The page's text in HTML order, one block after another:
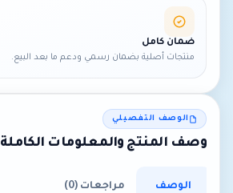
ضمان كامل
منتجات أصلية بضمان رسمي ودعم ما بعد البيع.
الوصف التفصيلي
وصف المنتج والمعلومات الكاملة
الوصف مراجعات (0)